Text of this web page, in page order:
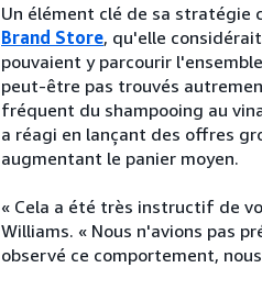
Un élément clé de sa stratégie
Brand Store, qu'elle
pouvaient y parcourir
peut-être pas trouvés
fréquent du shampooing au
a réagi en lançant des offres
augmentant le panier moyen.
« Cela a été très instructif de
Williams. « Nous n'avions pas
observé ce comportement,